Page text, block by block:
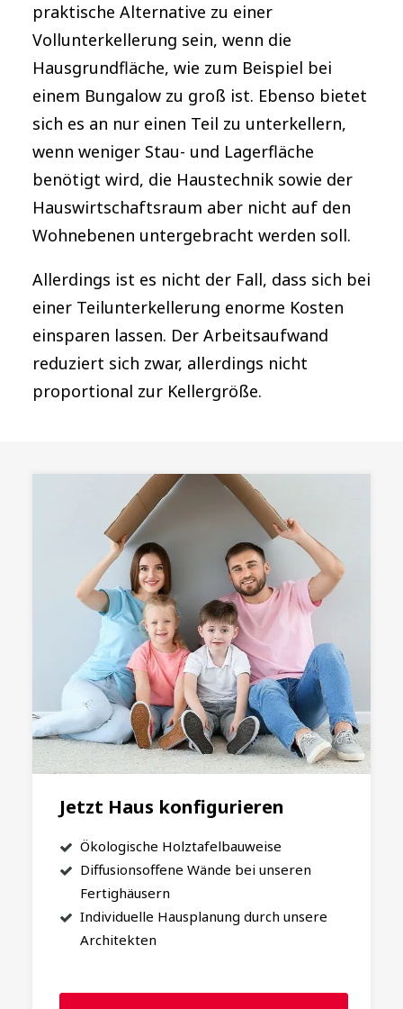
praktische Alternative zu einer
Vollunterkellerung sein, wenn die
Hausgrundfläche, wie zum Beispiel bei
einem Bungalow zu groß ist. Ebenso bietet
sich es an nur einen Teil zu unterkellern,
wenn weniger Stau- und Lagerfläche
benötigt wird, die Haustechnik sowie der
Hauswirtschaftsraum aber nicht auf den
Wohnebenen untergebracht werden soll.
Allerdings ist es nicht der Fall, dass sich bei
einer Teilunterkellerung enorme Kosten
einsparen lassen. Der Arbeitsaufwand
reduziert sich zwar, allerdings nicht
proportional zur Kellergröße.
Jetzt Haus konfigurieren
Ökologische Holztafelbauweise
Diffusionsoffene Wände bei unseren
Fertighäusern
Individuelle Hausplanung durch unsere
Architekten